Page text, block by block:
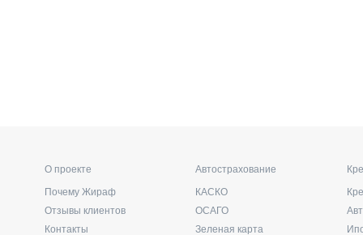
О проекте
Почему Жираф
Отзывы клиентов
Контакты
Автострахование
КАСКО
ОСАГО
Зеленая карта